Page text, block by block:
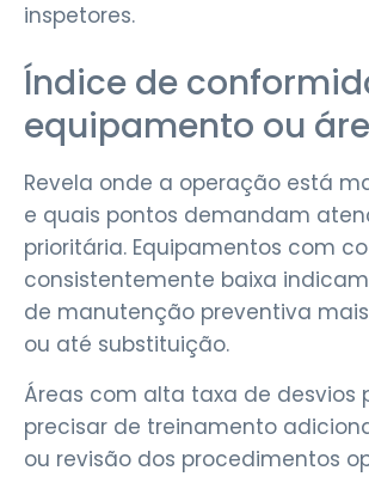
inspetores.
Índice de
equipamento ou
Revela onde a operação está
e quais pontos demandam
prioritária. Equipamentos com
consistentemente baixa
de manutenção preventiva
ou até substituição.
Áreas com alta taxa de desvios
precisar de treinamento
ou revisão dos procedimentos